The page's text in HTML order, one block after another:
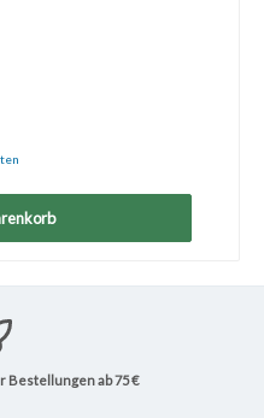
Bestellungen ab 75 €